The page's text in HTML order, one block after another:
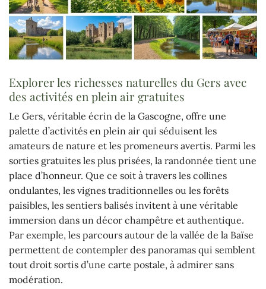
Explorer les richesses naturelles du Gers avec
des activités en plein air gratuites
Le Gers, véritable écrin de la Gascogne, offre une
palette d’activités en plein air qui séduisent les
amateurs de nature et les promeneurs avertis. Parmi les
sorties gratuites les plus prisées, la randonnée tient une
place d’honneur. Que ce soit à travers les collines
ondulantes, les vignes traditionnelles ou les forêts
paisibles, les sentiers balisés invitent à une véritable
immersion dans un décor champêtre et authentique.
Par exemple, les parcours autour de la vallée de la Baïse
permettent de contempler des panoramas qui semblent
tout droit sortis d’une carte postale, à admirer sans
modération.